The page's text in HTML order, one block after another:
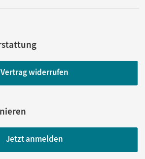
Vertrag widerrufen
Jetzt anmelden